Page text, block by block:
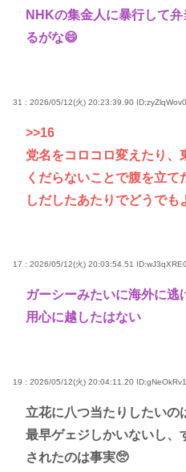
NHKの集金人に暴行して
るがな😄
31 : 2026/05/12(火) 20:23:39.90 ID:zyZlqWov0
>>16
党名をコロコロ変えたり、
くだらないことで腹を立て
しだしたあたりでどうでも
17 : 2026/05/12(火) 20:03:54.51
ガーシーみたいに海外に逃
用心に越したはない
19 : 2026/05/12(火) 20:04:11.20
立花に八つ当たりしたいの
最早ゲェジしかいないし、
されたのは事実🥺